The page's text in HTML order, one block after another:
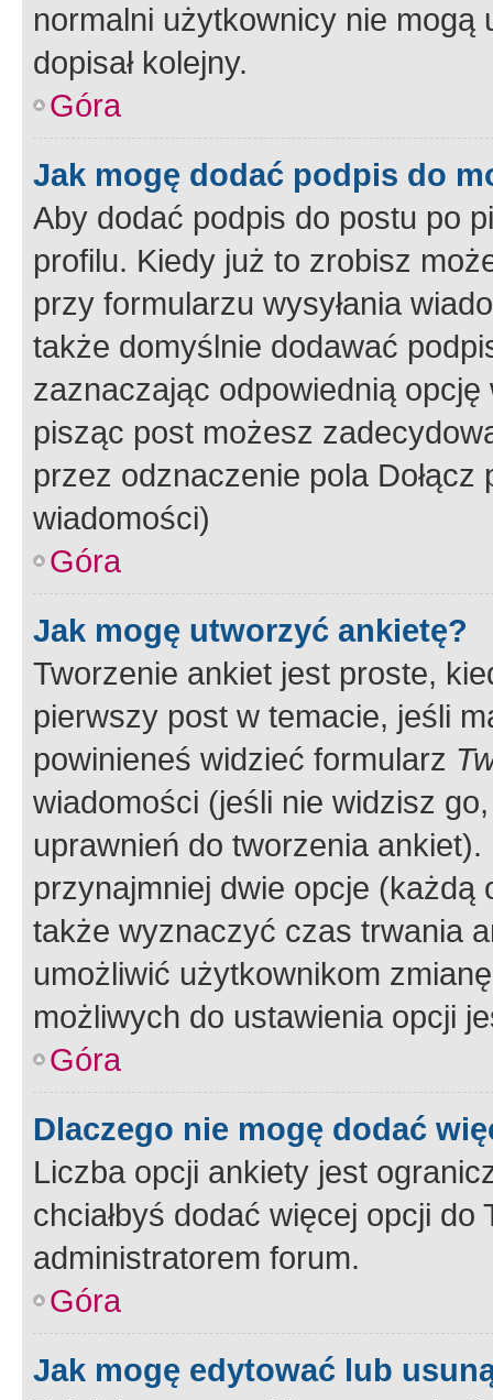
normalni użytkownicy nie
dopisał kolejny.
Góra
Jak mogę dodać podpis do
Aby dodać podpis do postu po
profilu. Kiedy już to zrobisz
przy formularzu wysyłania
także domyślnie dodawać
zaznaczając odpowiednią
pisząc post możesz
przez odznaczenie pola
wiadomości)
Góra
Jak mogę utworzyć ankietę?
Tworzenie ankiet jest proste,
pierwszy post w temacie, jeśli
powinieneś widzieć formularz
wiadomości (jeśli nie widzisz
uprawnień do tworzenia
przynajmniej dwie opcje
także wyznaczyć czas trwania
umożliwić użytkownikom
możliwych do ustawienia opcji
Góra
Dlaczego nie mogę dodać
Liczba opcji ankiety jest
chciałbyś dodać więcej opcji
administratorem forum.
Góra
Jak mogę edytować lub